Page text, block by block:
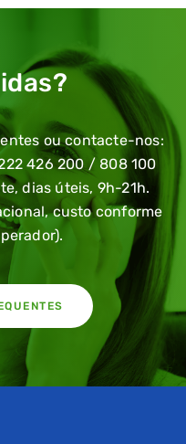
ou contacte-nos:
426 200 / 808 100
dias úteis, 9h-21h.
custo conforme